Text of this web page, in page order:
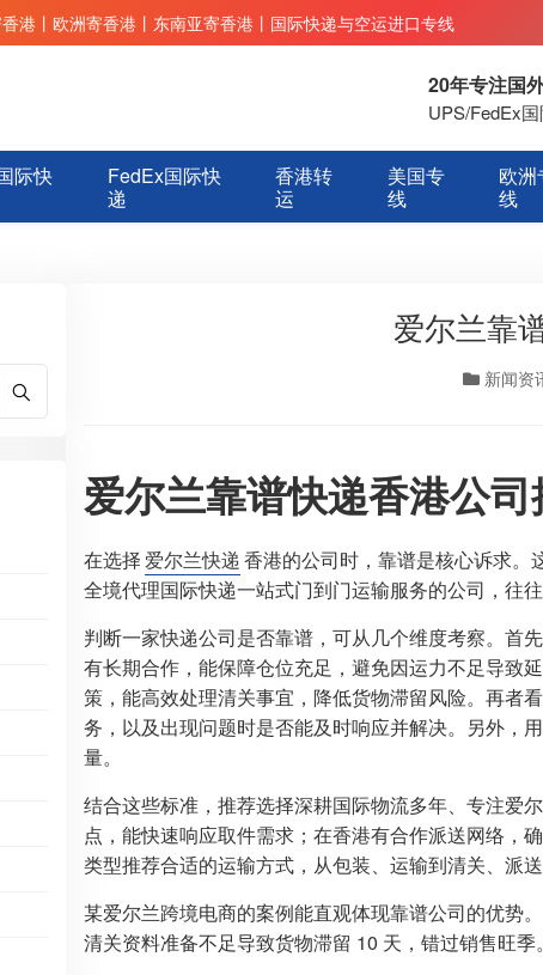
港丨欧洲寄香港丨东南亚寄香港丨国际快递与空运进口专线
20年专注国
UPS/FedEx
际快
FedEx国际快
递
香港转
运
美国专
线
欧洲
线
爱尔兰靠
新闻资
爱尔兰靠谱快递香港公
在选择爱尔兰快递香港的公司时，靠谱是核心诉求。
全境代理国际快递一站式门到门运输服务的公司，往往
判断一家快递公司是否靠谱，可从几个维度考察。首
有长期合作，能保障仓位充足，避免因运力不足导致
策，能高效处理清关事宜，降低货物滞留风险。再者
务，以及出现问题时是否能及时响应并解决。另外，
量。
结合这些标准，推荐选择深耕国际物流多年、专注爱
点，能快速响应取件需求；在香港有合作派送网络，
类型推荐合适的运输方式，从包装、运输到清关、派送
某爱尔兰跨境电商的案例能直观体现靠谱公司的优势
清关资料准备不足导致货物滞留 10 天，错过销售旺季。